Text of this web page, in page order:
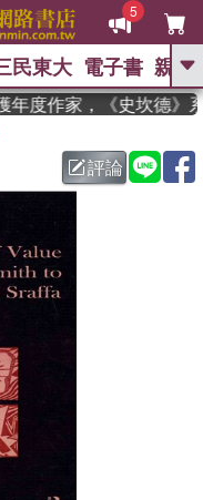
5
GO
吾
父親節 、 如果歷
暑期推薦 、 國際布克
數學女孩：黎曼猜想
經
民東大 電子書 親子
度作家，《史坎德》系
評論